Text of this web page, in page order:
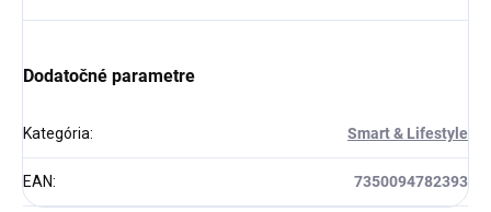
Dodatočné parametre
Kategória: Smart & Lifestyle
EAN: 7350094782393